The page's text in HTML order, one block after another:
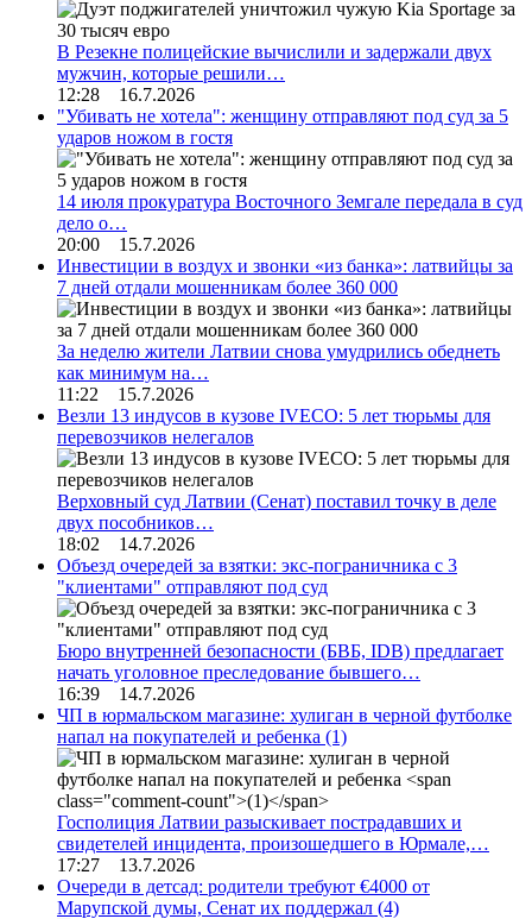
В Резекне полицейские вычислили и задержали двух
мужчин, которые решили…
12:28 16.7.2026
"Убивать не хотела": женщину отправляют под суд за 5
ударов ножом в гостя
14 июля прокуратура Восточного Земгале передала в суд
дело о…
20:00 15.7.2026
Инвестиции в воздух и звонки «из банка»: латвийцы за
7 дней отдали мошенникам более 360 000
За неделю жители Латвии снова умудрились обеднеть
как минимум на…
11:22 15.7.2026
Везли 13 индусов в кузове IVECO: 5 лет тюрьмы для
перевозчиков нелегалов
Верховный суд Латвии (Сенат) поставил точку в деле
двух пособников…
18:02 14.7.2026
Объезд очередей за взятки: экс-пограничника с 3
"клиентами" отправляют под суд
Бюро внутренней безопасности (БВБ, IDB) предлагает
начать уголовное преследование бывшего…
16:39 14.7.2026
ЧП в юрмальском магазине: хулиган в черной футболке
напал на покупателей и ребенка (1)
Госполиция Латвии разыскивает пострадавших и
свидетелей инцидента, произошедшего в Юрмале,…
17:27 13.7.2026
Очереди в детсад: родители требуют €4000 от
Марупской думы, Сенат их поддержал (4)